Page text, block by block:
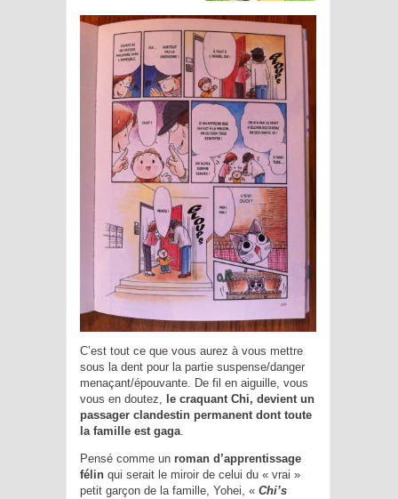
C’est tout ce que vous aurez à vous mettre
sous la dent pour la partie suspense/danger
menaçant/épouvante. De fil en aiguille, vous
vous en doutez, le craquant Chi, devient un
passager clandestin permanent dont toute
la famille est gaga.
Pensé comme un roman d’apprentissage
félin qui serait le miroir de celui du « vrai »
petit garçon de la famille, Yohei, « Chi’s